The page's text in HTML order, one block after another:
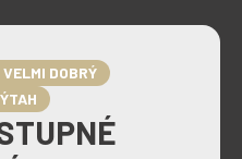
DOBRÝ